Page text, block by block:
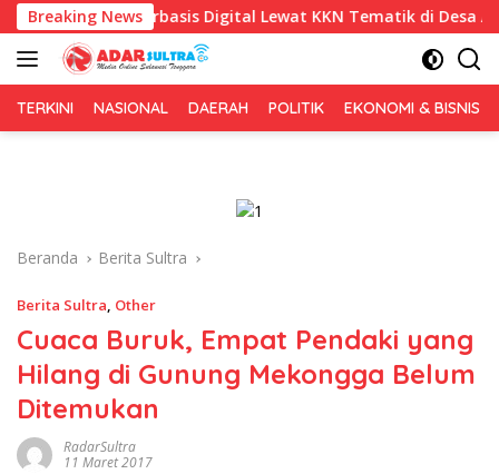
Langsung
ke
konten
Breaking News
Digital Lewat KKN Tematik di Desa Alebo
TERKINI NASIONAL DAERAH POLITIK EKONOMI & BISNIS
Beranda Berita Sultra
Berita Sultra, Other
Cuaca Buruk, Empat Pendaki yang
Hilang di Gunung Mekongga Belum
Ditemukan
RadarSultra
11 Maret 2017